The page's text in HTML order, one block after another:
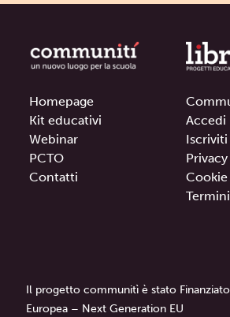
Homepage
Kit educativi
Webinar
PCTO
Contatti
Accedi
Iscriviti
Il progetto communitì è stato Finanziato
Europea – Next Generation EU